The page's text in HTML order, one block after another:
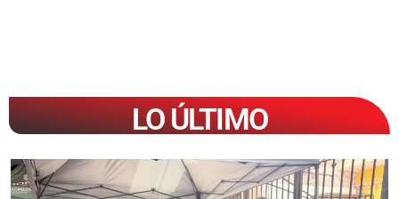
LO ÚLTIMO